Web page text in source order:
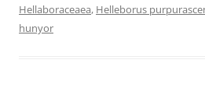
Hellaboraceaea, Helleborus
hunyor